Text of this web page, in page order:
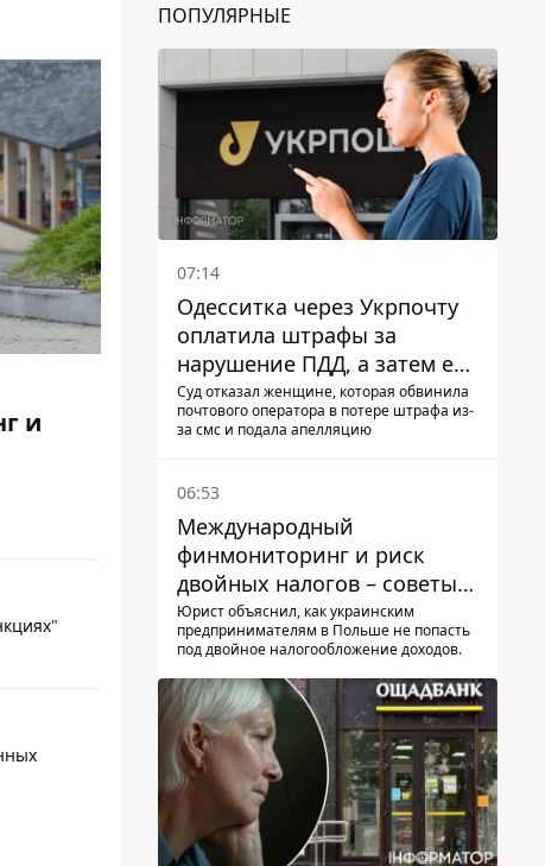
и
ПОПУЛЯРНЫЕ
07:14
Одесситка через Укрпочту
оплатила штрафы за
нарушение ПДД, а затем ее
счета заблокировали - в
чем причина и что решил
Суд отказал женщине, которая обвинила
почтового оператора в потере штрафа из-
за смс и подала апелляцию
06:53
Международный
финмониторинг и риск
двойных налогов – советы
украинцам в Польше
Юрист объяснил, как украинским
предпринимателям в Польше не попасть
под двойное налогообложение доходов.